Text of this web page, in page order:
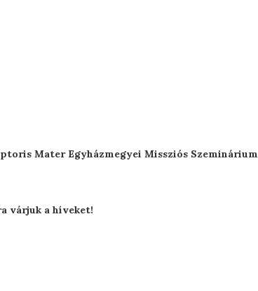
Mater Egyházmegyei Missziós Szeminárium
várjuk a híveket!